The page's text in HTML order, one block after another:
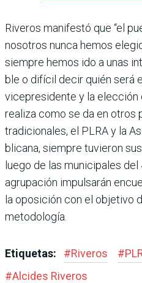
Riveros manifestó que “el
nosotros nunca hemos
siempre hemos ido a unas
ble o difícil decir quién será
vicepresidente y la elección
realiza como se da en otros
tradicionales, el PLRA y la
blicana, siempre tuvieron
luego de las municipales
agrupación impulsarán
la oposición con el objetivo
metodología.
Etiquetas: #Riveros #
#Alcides Riveros